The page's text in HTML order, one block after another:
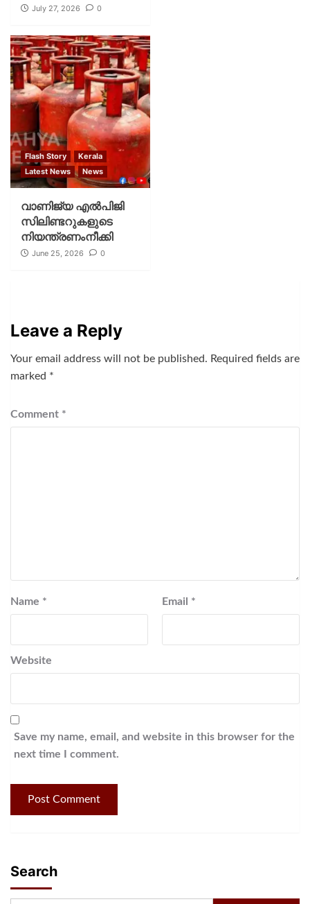
July 27, 2026 0
Flash Story
Kerala
Latest News
News
വാണിജ്യ എൽപിജി
സിലിണ്ടറുകളുടെ
നിയന്ത്രണംനീക്കി
June 25, 2026 0
Leave a Reply
Your email address will not be published. Required fields are
marked *
Comment *
Name * Email *
Website
Save my name, email, and website in this browser for the
next time I comment.
Search